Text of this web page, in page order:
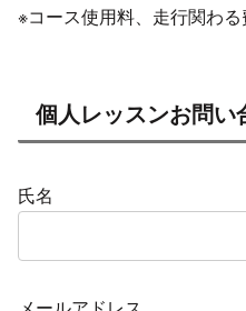
※コース使用料、走行関わ
個人レッスンお問い
氏名